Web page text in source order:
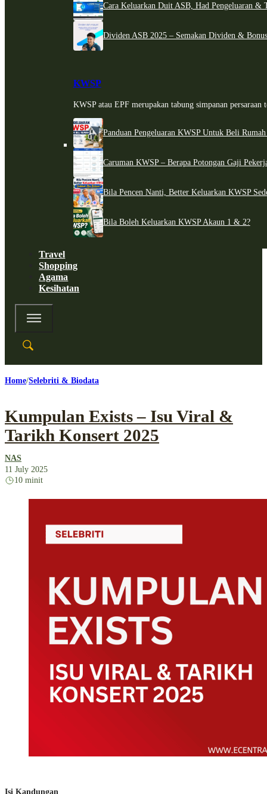
Cara Keluarkan Duit ASB, Had Pengeluaran &
Dividen ASB 2025 – Semakan Dividen &
KWSP
KWSP atau EPF merupakan tabung simpanan persaraan
Panduan Pengeluaran KWSP Untuk Beli
Caruman KWSP – Berapa Potongan Gaji
Bila Pencen Nanti, Better Keluarkan KWSP
Bila Boleh Keluarkan KWSP Akaun 1 & 2?
Travel
Shopping
Agama
Kesihatan
Home Selebriti & Biodata
Kumpulan Exists – Isu Viral &
Tarikh Konsert 2025
NAS
11 July 2025
10 minit
Isi Kandungan